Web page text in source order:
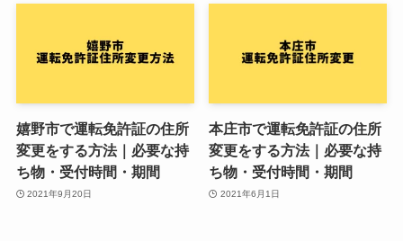
嬉野市で運転免許証の住所
変更をする方法｜必要な持
ち物・受付時間・期間
2021年9月20日
本庄市で運転免許証の住所
変更をする方法｜必要な持
ち物・受付時間・期間
2021年6月1日